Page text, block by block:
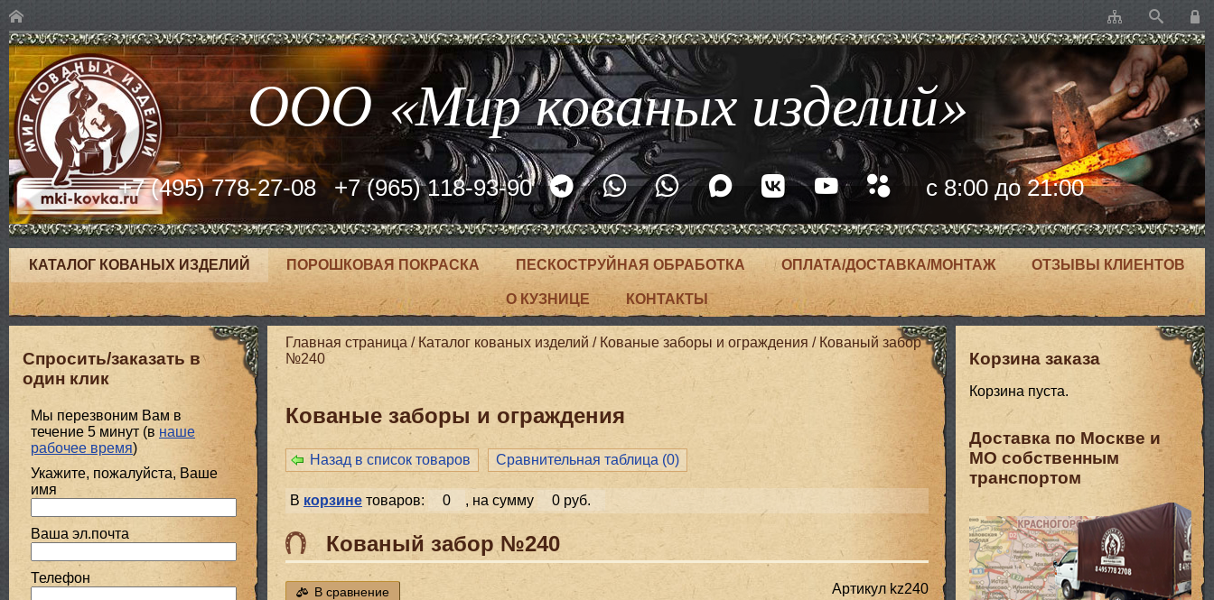
ООО «Мир кованых изделий»
+7 (495) 778-27-08 +7 (965) 118-93-90 с 8:00 до 21:00
КАТАЛОГ КОВАНЫХ ИЗДЕЛИЙ ПОРОШКОВАЯ ПОКРАСКА ПЕСКОСТРУЙНАЯ ОБРАБОТКА ОПЛАТА/ДОСТАВКА/МОНТАЖ ОТЗЫВЫ КЛИЕНТОВ
О КУЗНИЦЕ КОНТАКТЫ
Главная страница / Каталог кованых изделий / Кованые заборы и ог­ражде­ния / Кованый забор
№240
Кованые заборы и ог­ражде­ния
Назад в список товаров Сравнительная таблица (0)
В корзинетоваров: 0 , на сумму 0 руб.
Кованый забор №240
В сравнение Артикул kz240
Спросить/заказать в
один клик
Мы перезвоним Вам в
течение 5 минут (в наше
рабочее время)
Укажите, пожалуйста, Ваше
имя
Ваша эл.почта
Телефон
Корзина заказа
Корзина пуста.
Доставка по Москве и
МО собственным
транспортом